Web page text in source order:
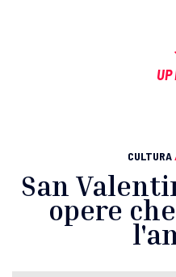
UP
CULTURA
San
opere